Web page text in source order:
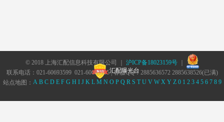
© 2018 上海汇配信息科技有限公司 ｜ 沪ICP备18023159号｜
汇配曝光台
联系电话：021-60693599 021-60693555 | 客服QQ：2885636572 2885638526(已满)
站点地图： A B C D E F G H I J K L M N O P Q R S T U V W X Y Z 0 1 2 3 4 5 6 7 8 9